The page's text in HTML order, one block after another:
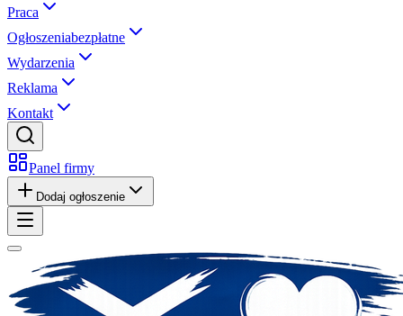
Praca
Ogłoszeniabezpłatne
Wydarzenia
Reklama
Kontakt
Panel firmy
Dodaj ogłoszenie